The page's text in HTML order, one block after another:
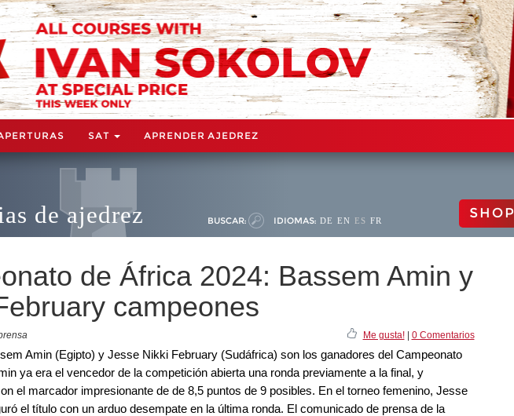
SAT APRENDER AJEDREZ
de ajedrez BUSCAR: IDIOMAS: DE EN ES FR SHOP
de África 2024: Bassem Amin y
campeones
Me gusta!| 0 Comentarios
Amin (Egipto) y Jesse Nikki February (Sudáfrica) son los ganadores del Campeonato
ya era el vencedor de la competición abierta una ronda previamente a la final, y
el marcador impresionante de de 8,5 puntos de 9 posibles. En el torneo femenino, Jesse
el título con un arduo desempate en la última ronda. El comunicado de prensa de la